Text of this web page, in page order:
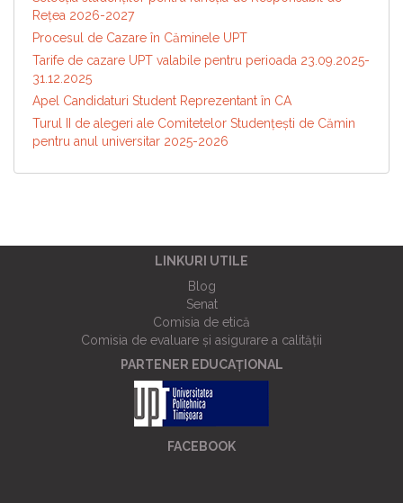
Reţea 2026-2027
Procesul de Cazare în Căminele UPT
Tarife de cazare UPT valabile pentru perioada 23.09.2025-
31.12.2025
Apel Candidaturi Student Reprezentant în CA
Turul II de alegeri ale Comitetelor Studențești de Cămin
pentru anul universitar 2025-2026
LINKURI UTILE
Blog
Senat
Comisia de etică
Comisia de evaluare și asigurare a calității
PARTENER EDUCAȚIONAL
FACEBOOK